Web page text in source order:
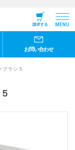
請求する MENU
お問い合わせ
ブラシ５